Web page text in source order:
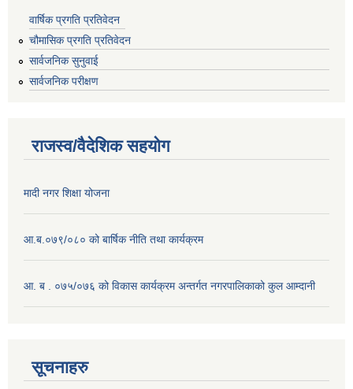
वार्षिक प्रगति प्रतिवेदन
चौमासिक प्रगति प्रतिवेदन
सार्वजनिक सुनुवाई
सार्वजनिक परीक्षण
राजस्व/वैदेशिक सहयोग
मादी नगर शिक्षा योजना
आ.ब.०७९/०८० को बार्षिक नीति तथा कार्यक्रम
आ. ब . ०७५/०७६ को विकास कार्यक्रम अन्तर्गत नगरपालिकाको कुल आम्दानी
सूचनाहरु